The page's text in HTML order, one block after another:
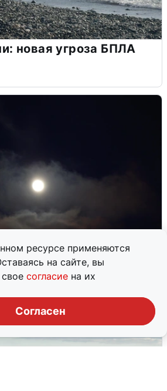
ресурсе применяются
на сайте, вы
согласие на их
Согласен
новая угроза БПЛА
после сигнала